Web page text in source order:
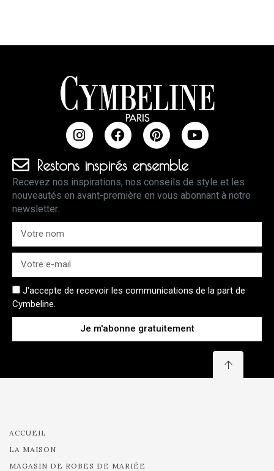
Restons inspirés ensemble
Recevez nos inspirations, nos conseils de style et les
nouveautés en avant-première en vous abonnant à notre
newsletter.
J'accepte de recevoir les communications de la part de
Cymbeline.
Je m'abonne gratuitement
ACCUEIL
LA MAISON
MAGASIN DE ROBES DE MARIÉE